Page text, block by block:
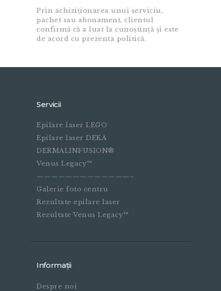
Prin achiziționarea unui serviciu,
pachet sau abonament, clientul
confirmă că a luat la cunoștință și este
de acord cu prezenta politică.
Servicii
Epilare laser LEGO
Epilare laser DEKA
DERMALINFUSION®
Venus Legacy™
—————————————–
Galerie foto centru
Rezultate epilare laser
Rezultate Venus Legacy™
Informații
Despre noi